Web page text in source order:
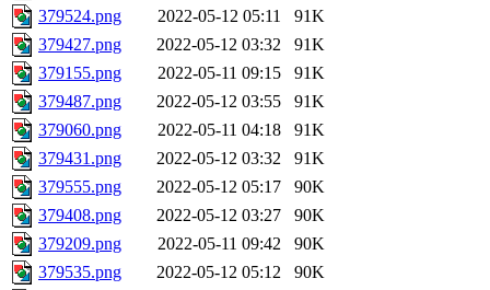
379524.png
2022-05-12 05:11
91K
379427.png
2022-05-12 03:32
91K
379155.png
2022-05-11 09:15
91K
379487.png
2022-05-12 03:55
91K
379060.png
2022-05-11 04:18
91K
379431.png
2022-05-12 03:32
91K
379555.png
2022-05-12 05:17
90K
379408.png
2022-05-12 03:27
90K
379209.png
2022-05-11 09:42
90K
379535.png
2022-05-12 05:12
90K